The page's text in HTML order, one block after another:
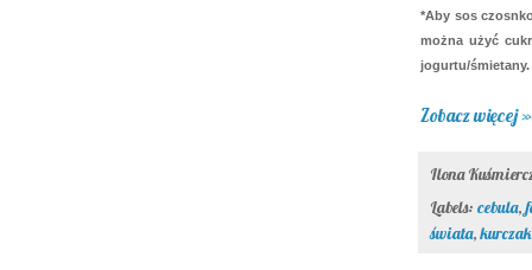
*Aby sos
można użyć
jogurtu/śmietany.
Zobacz więcej »
Ilona
Labels: cebula,
świata,kurczak